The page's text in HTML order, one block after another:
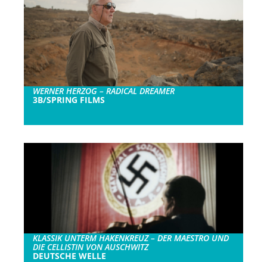
WERNER HERZOG – RADICAL DREAMER
3B/SPRING FILMS
KLASSIK UNTERM HAKENKREUZ – DER MAESTRO UND
DIE CELLISTIN VON AUSCHWITZ
DEUTSCHE WELLE